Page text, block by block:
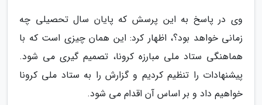
وی در پاسخ به این پرسش که پایان سال تحصیلی چه
زمانی خواهد بود؟، اظهار کرد: این همان چیزی است که با
هماهنگی ستاد ملی مبارزه کرونا، تصمیم گیری می شود.
پیشنهادات را تنظیم کردیم و گزارش را به ستاد ملی کرونا
خواهیم داد و بر اساس آن اقدام می شود.